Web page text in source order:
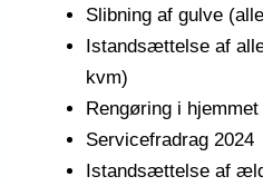
Slibning af gulve
Istandsættelse af
kvm)
Rengøring i hjemmet
Servicefradrag 2024
Istandsættelse af